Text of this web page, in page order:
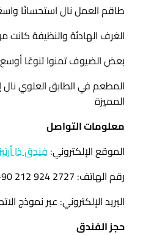
طاقم العمل نال استحسانًا
الغرف الهادئة والنظيفة كانت
بعض الضيوف تمنوا تنوعًا
المطعم في الطابق العلوي نال
المميزة
معلومات التواصل
الموقع الإلكتروني: فندق ذا
رقم الهاتف: ‎+90 212 924 2727
البريد الإلكتروني: عبر نموذج
حجز الفندق